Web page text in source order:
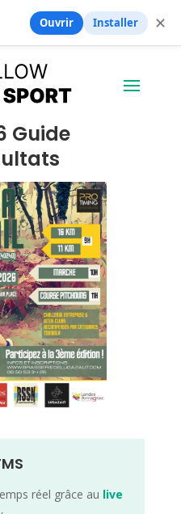
Guide
réel grâce au live
Ouvrir Installer ✕